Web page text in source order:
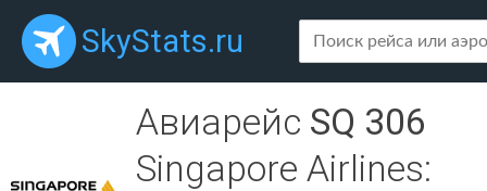
SkyStats.ru
Авиарейс SQ 306
Singapore Airlines: